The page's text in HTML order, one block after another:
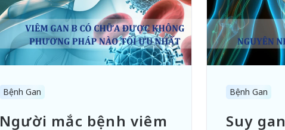
Bệnh Gan
Người mắc bệnh viêm
Bệnh Gan
Suy